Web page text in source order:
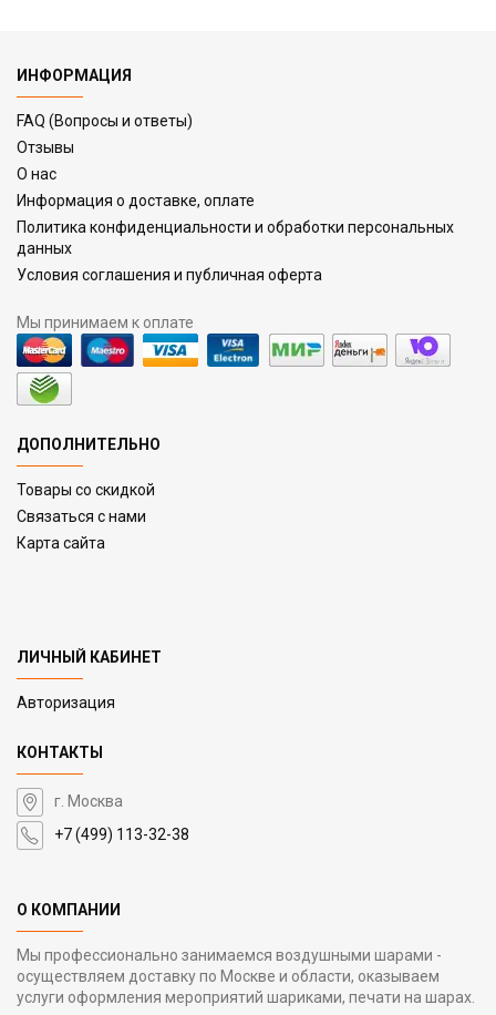
ИНФОРМАЦИЯ
FAQ (Вопросы и ответы)
Отзывы
О нас
Информация о доставке, оплате
Политика конфиденциальности и обработки персональных
данных
Условия соглашения и публичная оферта
Мы принимаем к оплате
ДОПОЛНИТЕЛЬНО
Товары со скидкой
Связаться с нами
Карта сайта
ЛИЧНЫЙ КАБИНЕТ
Авторизация
КОНТАКТЫ
г. Москва
+7 (499) 113-32-38
О КОМПАНИИ
Мы профессионально занимаемся воздушными шарами -
осуществляем доставку по Москве и области, оказываем
услуги оформления мероприятий шариками, печати на шарах.